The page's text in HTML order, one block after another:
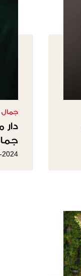
جمال
جمال لبنان
2024